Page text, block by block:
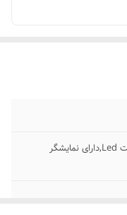
دارای نمایشگر ساعت Led,دارای نمایشگر